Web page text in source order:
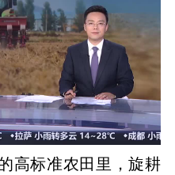
高标准农田里，旋耕